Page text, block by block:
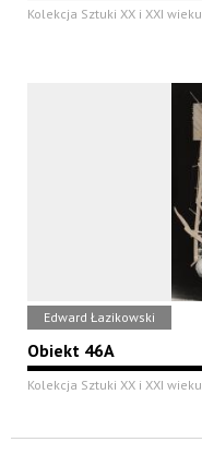
Kolekcja Sztuki XX i XXI wieku
Edward Łazikowski
Obiekt 46A
Kolekcja Sztuki XX i XXI wieku